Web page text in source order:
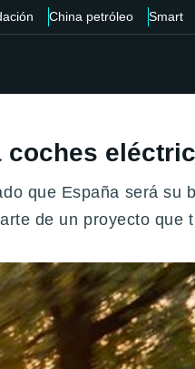
China petróleo Smart
que España será
de un proyecto